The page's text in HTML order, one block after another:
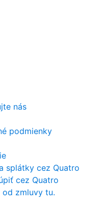
nás
podmienky
splátky cez Quatro
cez Quatro
od zmluvy tu.